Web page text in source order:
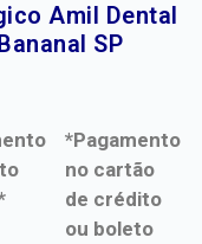
Amil Dental
SP
*Pagamento
no cartão
de crédito
ou boleto